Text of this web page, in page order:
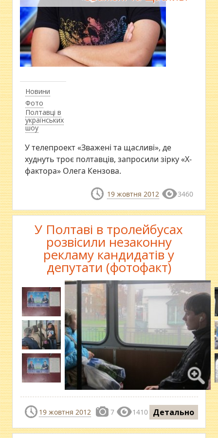
Новини
Фото
Полтавці в
українських
шоу
У телепроект «Зважені та щасливі», де
худнуть троє полтавців, запросили зірку «Х-
фактора» Олега Кензова.
19 жовтня 2012 3460
У Полтаві в тролейбусах
розвісили незаконну
рекламу кандидатів у
депутати (фотофакт)
19 жовтня 2012 7 1410 Детально